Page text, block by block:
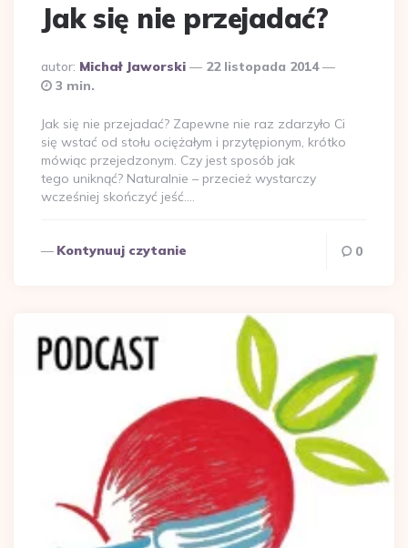
Jak się nie przejadać?
Dodane
przez
autor: Michał Jaworski
22 listopada 2014
3 min.
Jak się nie przejadać? Zapewne nie raz zdarzyło Ci
się wstać od stołu ociężałym i przytępionym, krótko
mówiąc przejedzonym. Czy jest sposób jak
tego uniknąć? Naturalnie – przecież wystarczy
wcześniej skończyć jeść….
Kontynuuj czytanie 0